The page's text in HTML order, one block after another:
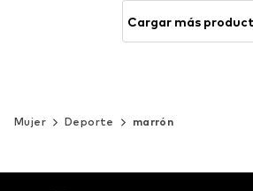
Cargar más
Mujer Deporte marrón